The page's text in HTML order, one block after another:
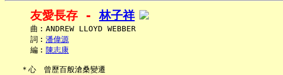
友愛長存 - 林子祥
     曲︰ANDREW LLOYD WEBBER
     詞︰
潘偉源
     編︰
陳志康
   ＊心　曾歷百般滄桑變遷